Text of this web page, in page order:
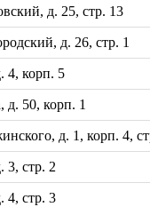
д. 25, стр. 13
д. 26, стр. 1
4, корп. 5
д. 50, корп. 1
д. 1, корп. 4,
3, стр. 2
4, стр. 3